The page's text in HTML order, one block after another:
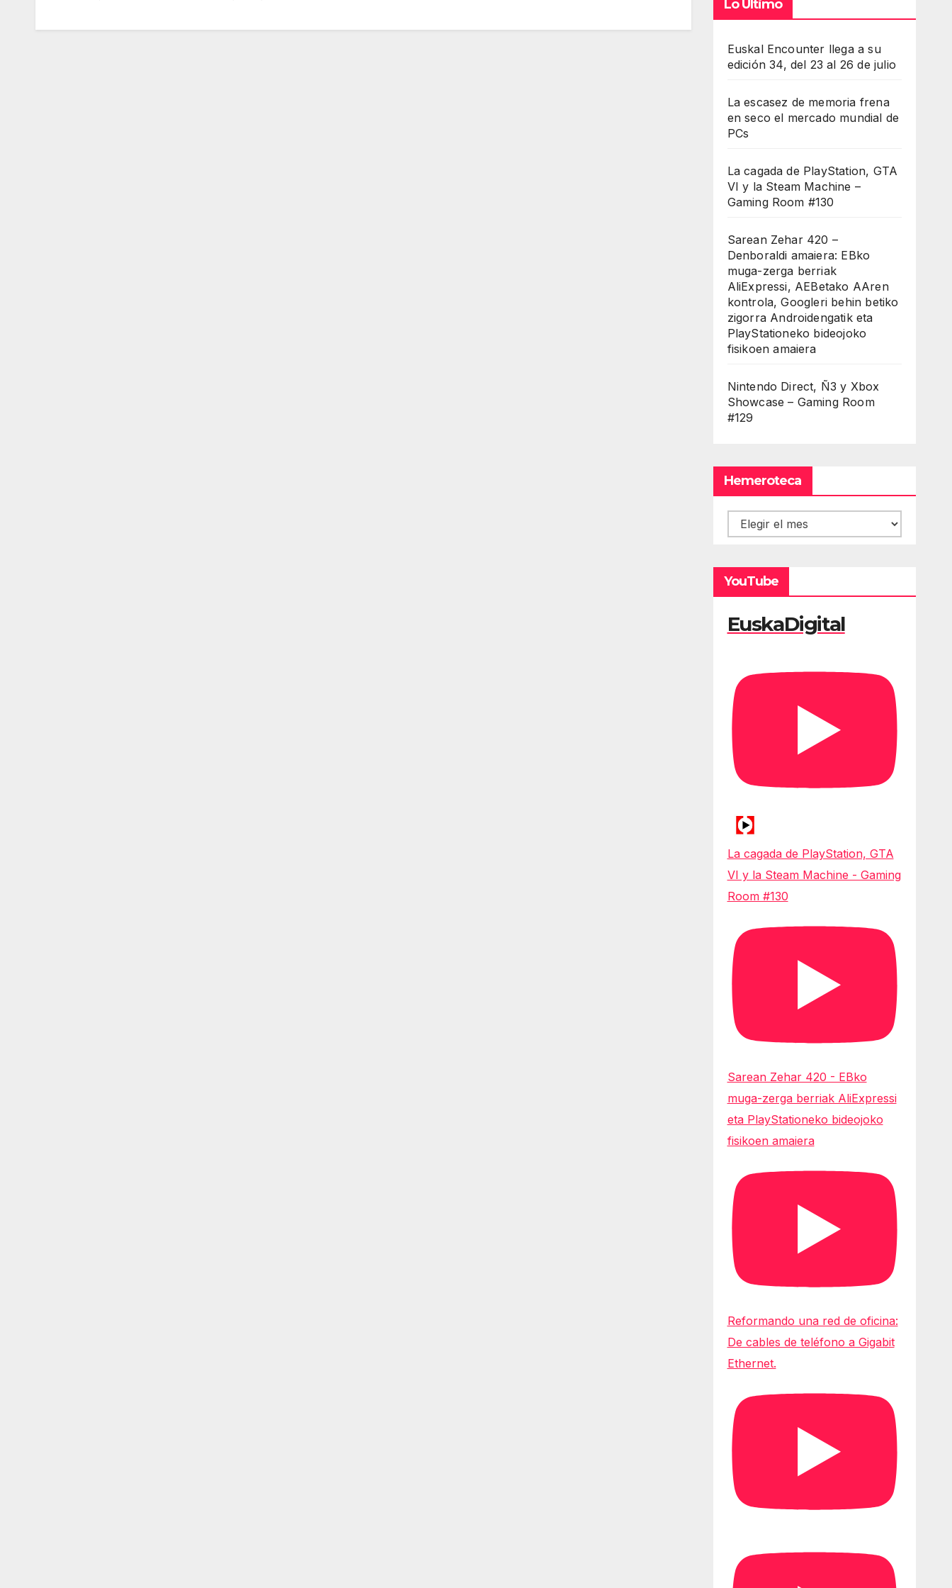
Lo Último
Euskal Encounter llega a su
edición 34, del 23 al 26 de julio
La escasez de memoria frena
en seco el mercado mundial de
PCs
La cagada de PlayStation, GTA
VI y la Steam Machine –
Gaming Room #130
Sarean Zehar 420 –
Denboraldi amaiera: EBko
muga-zerga berriak
AliExpressi, AEBetako AAren
kontrola, Googleri behin betiko
zigorra Androidengatik eta
PlayStationeko bideojoko
fisikoen amaiera
Nintendo Direct, Ñ3 y Xbox
Showcase – Gaming Room
#129
Hemeroteca
Hemeroteca
YouTube
EuskaDigital
La cagada de PlayStation, GTA
VI y la Steam Machine - Gaming
Room #130
Sarean Zehar 420 - EBko
muga-zerga berriak AliExpressi
eta PlayStationeko bideojoko
fisikoen amaiera
Reformando una red de oficina:
De cables de teléfono a Gigabit
Ethernet.